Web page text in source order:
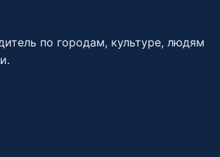
по городам, культуре, людям